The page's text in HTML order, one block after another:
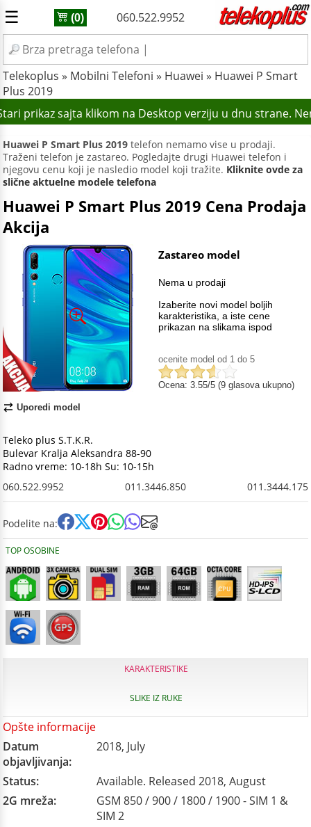
☰ (0) 060.522.9952
Telekoplus » Mobilni Telefoni » Huawei » Huawei P Smart
Plus 2019
prikaz sajta klikom na Desktop verziju u dnu strane.
Huawei P Smart Plus 2019 telefon nemamo vise u prodaji.
Traženi telefon je zastareo. Pogledajte drugi Huawei telefon i
njegovu cenu koji je nasledio model koji tražite. Kliknite ovde za
slične aktuelne modele telefona
Huawei P Smart Plus 2019 Cena Prodaja
Akcija
Uporedi model
Zastareo model
Nema u prodaji
Izaberite novi model boljih
karakteristika, a iste cene
prikazan na slikama ispod
ocenite model od 1 do 5
Ocena: 3.55/5 (9 glasova ukupno)
Teleko plus S.T.K.R.
Bulevar Kralja Aleksandra 88-90
Radno vreme: 10-18h Su: 10-15h
060.522.9952
011.3446.850 011.3444.175
Podelite na:
TOP OSOBINE
KARAKTERISTIKE
SLIKE IZ RUKE
Opšte informacije
Datum
objavljivanja:
2018, July
Status:
Available. Released 2018, August
2G mreža:
GSM 850 / 900 / 1800 / 1900 - SIM 1 &
SIM 2